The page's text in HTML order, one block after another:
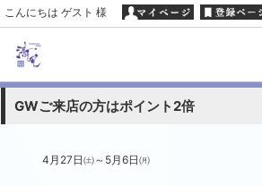
こんにちは ゲスト 様
GWご来店の方はポイント2倍
4月27日㈯～5月6日㈪